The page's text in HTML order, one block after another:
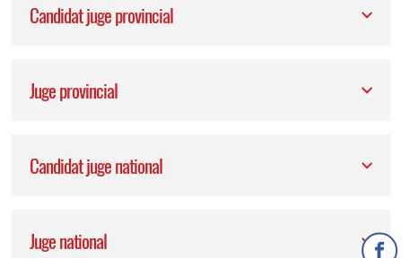
Candidat juge provincial
Juge provincial
Candidat juge national
Juge national